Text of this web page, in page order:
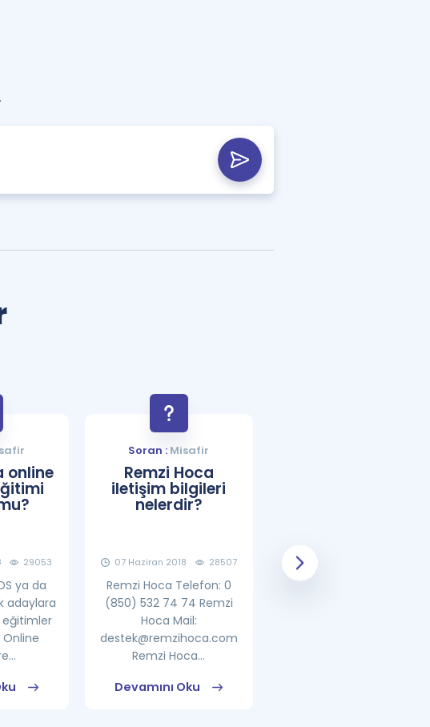
online
29053
ya da
adaylara
eğitimler
Soran : Misafir
Remzi Hoca
iletişim bilgileri
nelerdir?
07 Haziran 2018 28507
Remzi Hoca Telefon: 0
(850) 532 74 74 Remzi
Hoca Mail:
destek@remzihoca.com
Remzi Hoca...
Devamını Oku
08 Haziran 2018